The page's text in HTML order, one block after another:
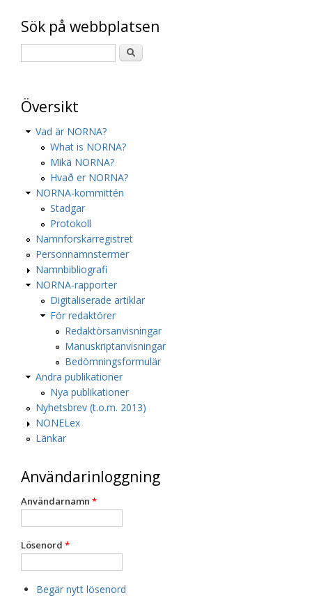
Sök på webbplatsen
Översikt
Vad är NORNA?
What is NORNA?
Mikä NORNA?
Hvað er NORNA?
NORNA-kommittén
Stadgar
Protokoll
Namnforskarregistret
Personnamnstermer
Namnbibliografi
NORNA-rapporter
Digitaliserade artiklar
För redaktörer
Redaktörsanvisningar
Manuskriptanvisningar
Bedömningsformulär
Andra publikationer
Nya publikationer
Nyhetsbrev (t.o.m. 2013)
NONELex
Länkar
Användarinloggning
Användarnamn *
Lösenord *
Begär nytt lösenord